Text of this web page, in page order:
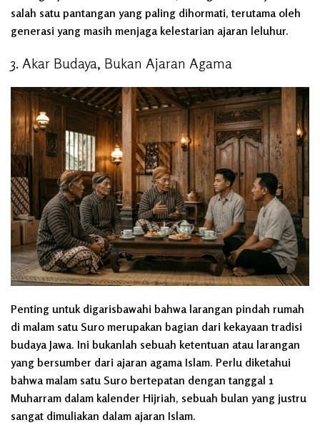
salah satu pantangan yang paling dihormati, terutama oleh
generasi yang masih menjaga kelestarian ajaran leluhur.
3. Akar Budaya, Bukan Ajaran Agama
Penting untuk digarisbawahi bahwa larangan pindah rumah
di malam satu Suro merupakan bagian dari kekayaan tradisi
budaya Jawa. Ini bukanlah sebuah ketentuan atau larangan
yang bersumber dari ajaran agama Islam. Perlu diketahui
bahwa malam satu Suro bertepatan dengan tanggal 1
Muharram dalam kalender Hijriah, sebuah bulan yang justru
sangat dimuliakan dalam ajaran Islam.